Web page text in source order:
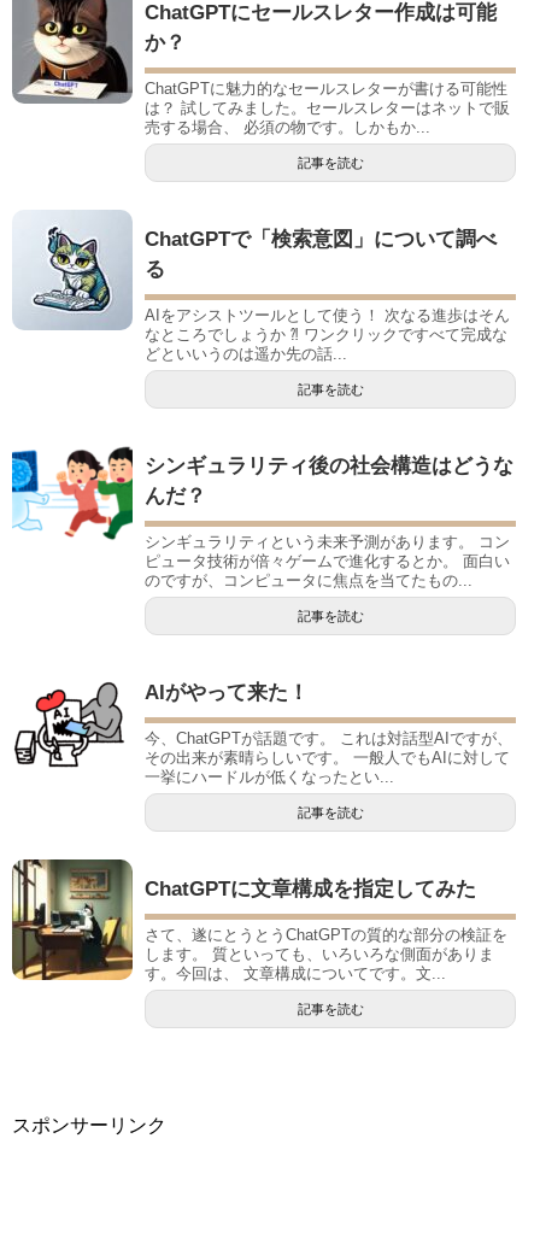
ChatGPTにセールスレター作成は可能
か？
ChatGPTに魅力的なセールスレターが書ける可能性
は？ 試してみました。セールスレターはネットで販
売する場合、 必須の物です。しかもか...
記事を読む
ChatGPTで「検索意図」について調べ
る
AIをアシストツールとして使う！ 次なる進歩はそん
なところでしょうか ⁈ ワンクリックですべて完成な
どといいうのは遥か先の話...
記事を読む
シンギュラリティ後の社会構造はどうな
んだ？
シンギュラリティという未来予測があります。 コン
ピュータ技術が倍々ゲームで進化するとか。 面白い
のですが、コンピュータに焦点を当てたもの...
記事を読む
AIがやって来た！
今、ChatGPTが話題です。 これは対話型AIですが、
その出来が素晴らしいです。 一般人でもAIに対して
一挙にハードルが低くなったとい...
記事を読む
ChatGPTに文章構成を指定してみた
さて、遂にとうとうChatGPTの質的な部分の検証を
します。 質といっても、いろいろな側面がありま
す。今回は、 文章構成についてです。文...
記事を読む
スポンサーリンク